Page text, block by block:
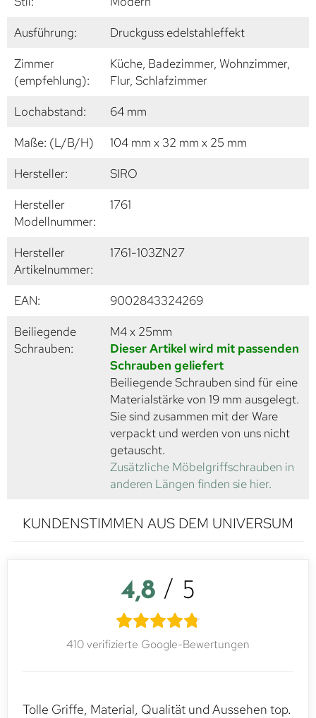
Ausführung:
Druckguss edelstahleffekt
Zimmer
(empfehlung):
Küche, Badezimmer, Wohnzimmer,
Flur, Schlafzimmer
Lochabstand:
64 mm
Maße: (L/B/H)
104 mm x 32 mm x 25 mm
Hersteller:
SIRO
Hersteller
Modellnummer:
1761
Hersteller
Artikelnummer:
1761-103ZN27
EAN:
9002843324269
Beiliegende
Schrauben:
M4 x 25mm
Dieser Artikel wird mit passenden
Schrauben geliefert
Beiliegende Schrauben sind für eine
Materialstärke von 19 mm ausgelegt.
Sie sind zusammen mit der Ware
verpackt und werden von uns nicht
getauscht.
Zusätzliche Möbelgriffschrauben in
anderen Längen finden sie hier.
KUNDENSTIMMEN AUS DEM UNIVERSUM
4,8 / 5
410 verifizierte Google-Bewertungen
Tolle Griffe, Material, Qualität und Aussehen top.